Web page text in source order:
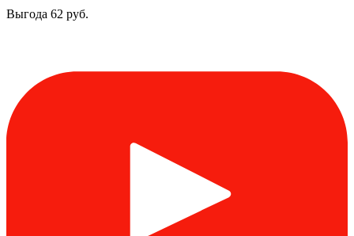
Выгода 62 руб.